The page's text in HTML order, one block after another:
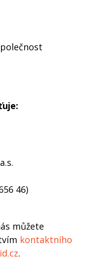
46)
můžete
kontaktního
.